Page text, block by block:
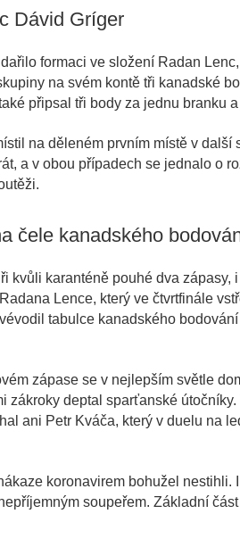
Dávid Gríger
formaci ve složení Radan
na svém kontě tři kanadské
připsal tři body za jednu branku
na děleném prvním místě v
a v obou případech se jednalo o
čele kanadského
kvůli karanténě pouhé dva
Lence, který ve čtvrtfinále
tabulce kanadského
zápase se v nejlepším světle
zákroky deptal sparťanské
ani Petr Kváča, který v duelu na
koronavirem bohužel
soupeřem. Základní